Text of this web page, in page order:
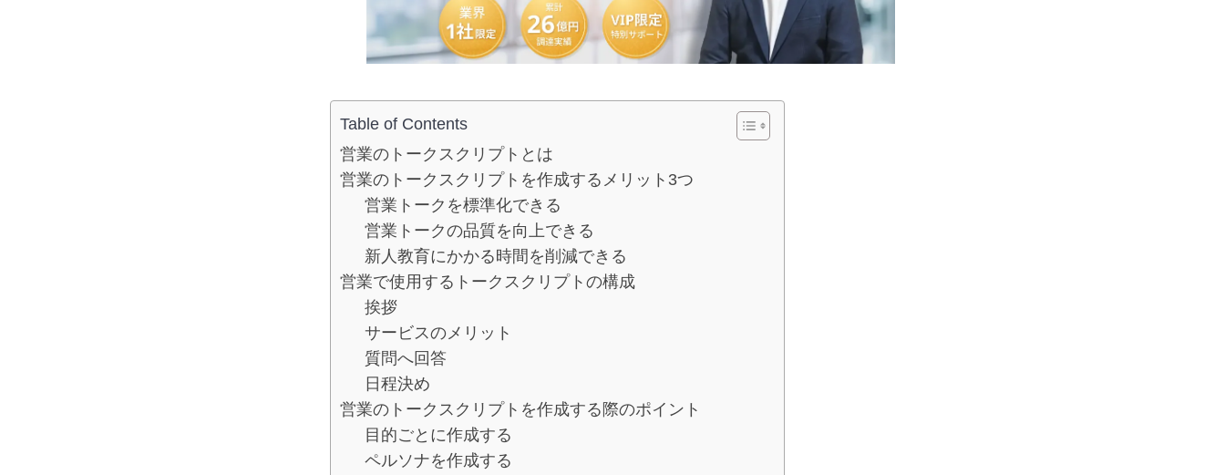
Table of Contents
営業のトークスクリプトとは
営業のトークスクリプトを作成するメリット3つ
営業トークを標準化できる
営業トークの品質を向上できる
新人教育にかかる時間を削減できる
営業で使用するトークスクリプトの構成
挨拶
サービスのメリット
質問へ回答
日程決め
営業のトークスクリプトを作成する際のポイント
目的ごとに作成する
ペルソナを作成する